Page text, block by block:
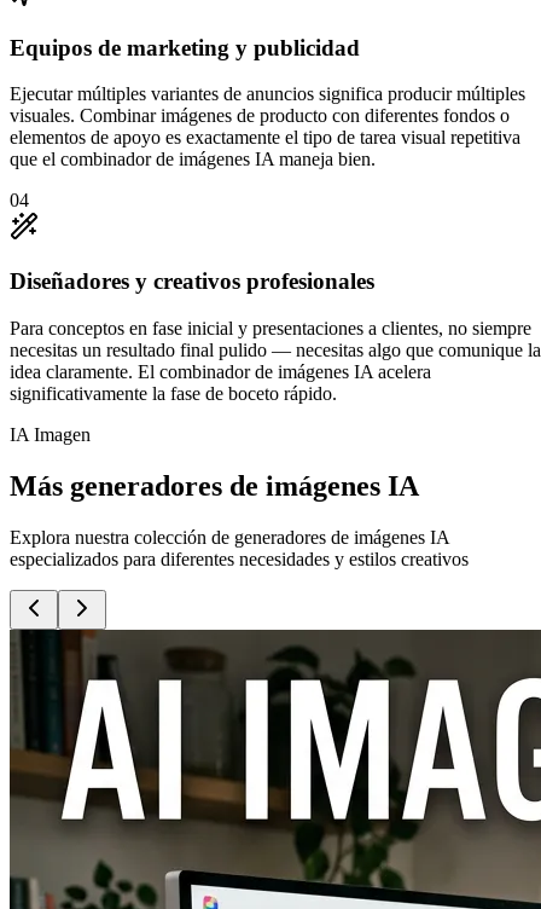
Equipos de marketing y publicidad
Ejecutar múltiples variantes de anuncios significa producir múltiples
visuales. Combinar imágenes de producto con diferentes fondos o
elementos de apoyo es exactamente el tipo de tarea visual repetitiva
que el combinador de imágenes IA maneja bien.
04
Diseñadores y creativos profesionales
Para conceptos en fase inicial y presentaciones a clientes, no siempre
necesitas un resultado final pulido — necesitas algo que comunique la
idea claramente. El combinador de imágenes IA acelera
significativamente la fase de boceto rápido.
IA Imagen
Más generadores de imágenes IA
Explora nuestra colección de generadores de imágenes IA
especializados para diferentes necesidades y estilos creativos